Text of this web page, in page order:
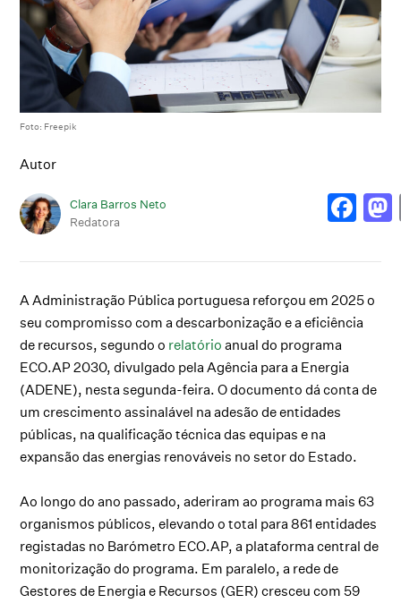
Foto: Freepik
Autor
Clara Barros Neto
Redatora
A Administração Pública portuguesa reforçou em 2025 o
seu compromisso com a descarbonização e a eficiência
de recursos, segundo o relatório anual do programa
ECO.AP 2030, divulgado pela Agência para a Energia
(ADENE), nesta segunda-feira. O documento dá conta de
um crescimento assinalável na adesão de entidades
públicas, na qualificação técnica das equipas e na
expansão das energias renováveis no setor do Estado.
Ao longo do ano passado, aderiram ao programa mais 63
organismos públicos, elevando o total para 861 entidades
registadas no Barómetro ECO.AP, a plataforma central de
monitorização do programa. Em paralelo, a rede de
Gestores de Energia e Recursos (GER) cresceu com 59